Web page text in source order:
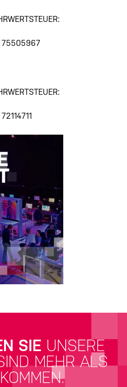
75505967
SIEUNSERE
MEHR ALS